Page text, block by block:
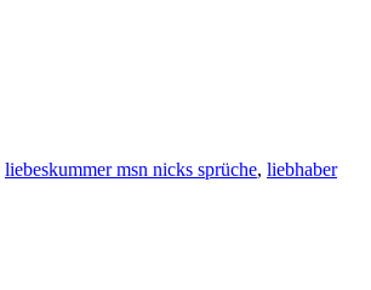
liebeskummer msn nicks sprüche, liebhaber